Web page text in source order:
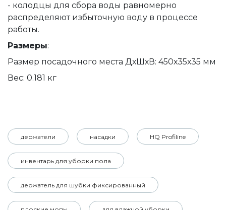
- колодцы для сбора воды равномерно
распределяют избыточную воду в процессе
работы.
Размеры:
Размер посадочного места ДхШхВ: 450х35х35 мм
Вес: 0.181 кг
держатели насадки HQ Profiline
инвентарь для уборки пола
держатель для шубки фиксированный